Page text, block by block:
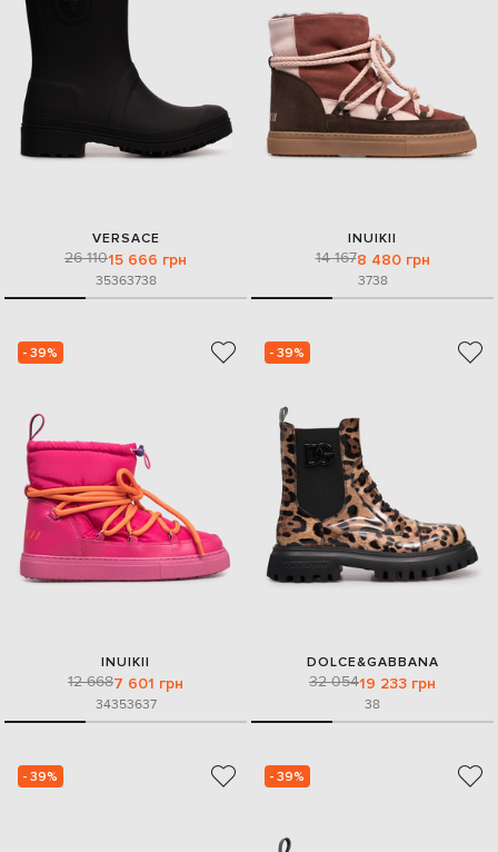
VERSACE
26 11015 666 грн
35363738
INUIKII
14 1678 480 грн
3738
- 39%
INUIKII
12 6687 601 грн
34353637
- 39%
DOLCE&GABBANA
32 05419 233 грн
38
- 39% - 39%